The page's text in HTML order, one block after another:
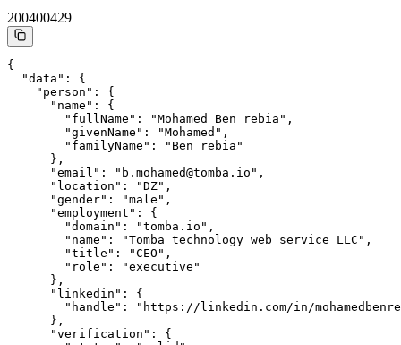
200400429
{
  "data": {
    "person": {
      "name": {
        "fullName": "Mohamed Ben rebia",
        "givenName": "Mohamed",
        "familyName": "Ben rebia"
      },
      "email": "b.mohamed@tomba.io",
      "location": "DZ",
      "gender": "male",
      "employment": {
        "domain": "tomba.io",
        "name": "Tomba technology web service LLC",
        "title": "CEO",
        "role": "executive"
      },
      "linkedin": {
"handle": "https://linkedin.com/in/
      },
      "verification": {